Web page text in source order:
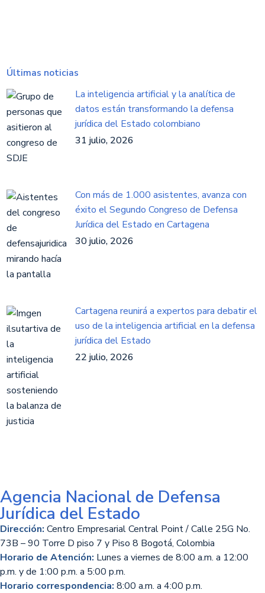
Últimas noticias
La inteligencia artificial y la analítica de
datos están transformando la defensa
jurídica del Estado colombiano
31 julio, 2026
Con más de 1.000 asistentes, avanza con
éxito el Segundo Congreso de Defensa
Jurídica del Estado en Cartagena
30 julio, 2026
Cartagena reunirá a expertos para debatir el
uso de la inteligencia artificial en la defensa
jurídica del Estado
22 julio, 2026
Agencia Nacional de Defensa
Jurídica del Estado
Dirección: Centro Empresarial Central Point / Calle 25G No.
73B – 90 Torre D piso 7 y Piso 8 Bogotá, Colombia
Horario de Atención: Lunes a viernes de 8:00 a.m. a 12:00
p.m. y de 1:00 p.m. a 5:00 p.m.
Horario correspondencia: 8:00 a.m. a 4:00 p.m.